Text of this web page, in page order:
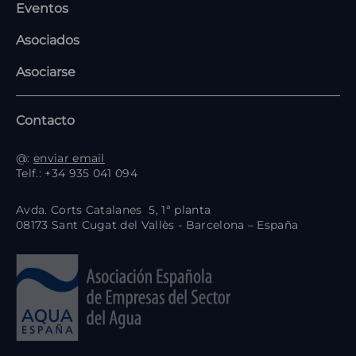
Eventos
Asociados
Asociarse
Contacto
@: enviar email
Telf.: +34 935 041 094
Avda. Corts Catalanes 5, 1ª planta
08173 Sant Cugat del Vallès - Barcelona – España